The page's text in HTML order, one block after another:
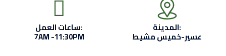
ساعات العمل:
7AM -11:30PM
المدينة:
عسير-خميس مشيط